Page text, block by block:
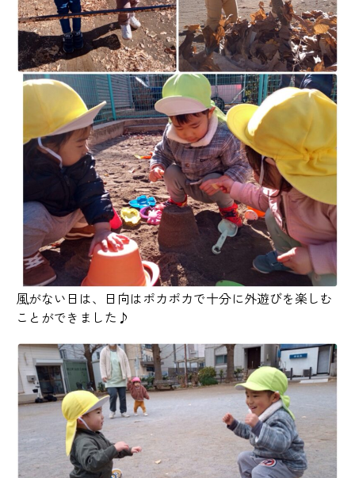
風がない日は、日向はポカポカで十分に外遊びを楽しむ
ことができました♪